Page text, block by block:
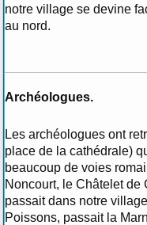
notre village se devine
au nord.
Archéologues.
Les archéologues ont
place de la cathédrale)
beaucoup de voies
Noncourt, le Châtelet de
passait dans notre
Poissons, passait la